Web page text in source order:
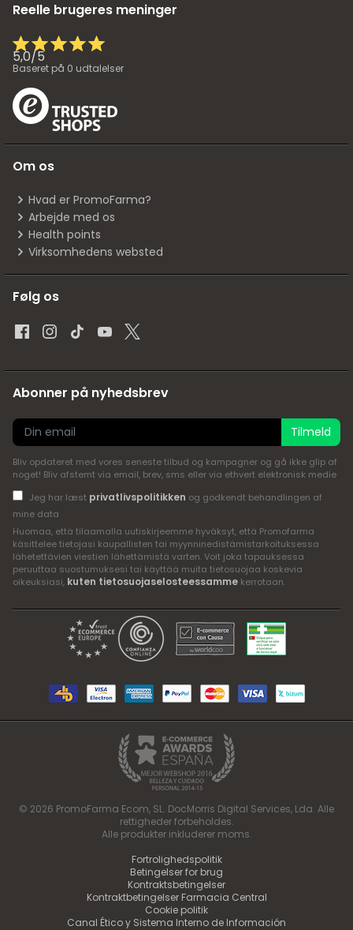
Reelle brugeres meninger
5,0/5
Baseret på 0 udtalelser
Om os
Hvad er PromoFarma?
Arbejde med os
Health points
Virksomhedens websted
Følg os
Abonner på nyhedsbrev
Tilmeld
Bliv opdateret med vores seneste tilbud og kampagner og gå ikke glip af
noget! Bliv afstemt via email, brev, sms eller via ethvert elektronisk medie
Jeg har læst privatlivspolitikken og godkendt behandlingen af
mine data
Huomaa, että tilaamalla uutiskirjeemme hyväksyt, että Promofarma
käsittelee tietojasi kaupallisten tai myynninedistämistarkoituksessa
lähetettävien viestien lähettämistä varten. Voit joka tapauksessa
peruuttaa suostumuksesi tai käyttää muita tietosuojaa koskevia
oikeuksiasi, kuten tietosuojaselosteessamme kerrotaan.
© 2026 PromoFarma Ecom, SL. DocMorris Digital Services, Lda. Alle
rettigheder forbeholdes.
Alle produkter inkluderer moms.
Fortrolighedspolitik
Betingelser for brug
Kontraktsbetingelser
Kontraktbetingelser Farmacia Central
Cookie politik
Canal Ético y Sistema Interno de Información